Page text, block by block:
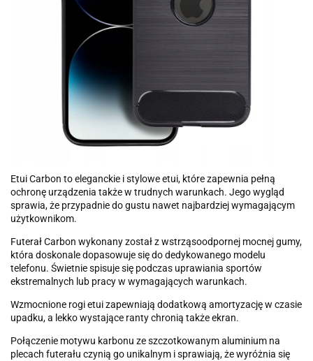
Etui Carbon to eleganckie i stylowe etui, które zapewnia pełną
ochronę urządzenia także w trudnych warunkach. Jego wygląd
sprawia, że przypadnie do gustu nawet najbardziej wymagającym
użytkownikom.
Futerał Carbon wykonany został z wstrząsoodpornej mocnej gumy,
która doskonale dopasowuje się do dedykowanego modelu
telefonu. Świetnie spisuje się podczas uprawiania sportów
ekstremalnych lub pracy w wymagających warunkach.
Wzmocnione rogi etui zapewniają dodatkową amortyzację w czasie
upadku, a lekko wystające ranty chronią także ekran.
Połączenie motywu karbonu ze szczotkowanym aluminium na
plecach futerału czynią go unikalnym i sprawiają, że wyróżnia się